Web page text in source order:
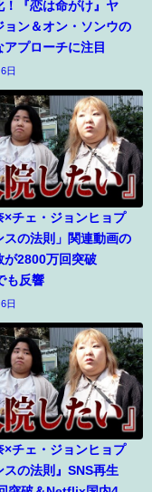
！『恋は命がけ』ヤ
ョン＆オン・ソンウの
アプローチに注目
日
×チェ・ジョンヒョプ
スの法則」関連動画の
が2800万回突破
も反響
日
×チェ・ジョンヒョプ
スの法則』SNS再生